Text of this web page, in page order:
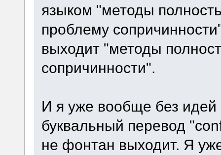
языком "методы
проблему
выходит "методы
сопричинности".
И я уже вообще без
буквальный перевод
не фонтан выходит. Я